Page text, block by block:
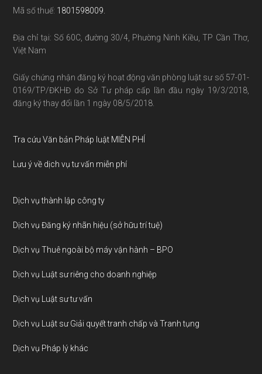
Mã số thuế: 1801598009.
Địa chỉ tại: Số 60C, đường 30/4, Phường Ninh Kiều, TP Cần Thơ,
Việt Nam
Giấy chứng nhận đăng ký hoạt động văn phòng luật sư số 57-01-
0169/TP/ĐKHĐ do Sở Tư pháp cấp lần đầu ngày 19/3/2018,
đăng ký thay đổi lần 1 ngày 08/5/2018.
Tra cứu Văn bản Pháp luật MIỄN PHÍ
Lưu ý về dịch vụ tư vấn miễn phí
Dịch vụ thành lập công ty
Dịch vụ Đăng ký nhãn hiệu (sở hữu trí tuệ)
Dịch vụ Thuê ngoài bộ máy vận hành – BPO
Dịch vụ Luật sư riêng cho doanh nghiệp
Dịch vụ Luật sư tư vấn
Dịch vụ Luật sư Giải quyết tranh chấp và Tranh tụng
Dịch vụ Pháp lý khác